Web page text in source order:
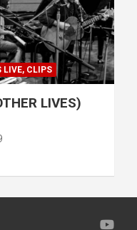
LIVE, CLIPS
LIVES)